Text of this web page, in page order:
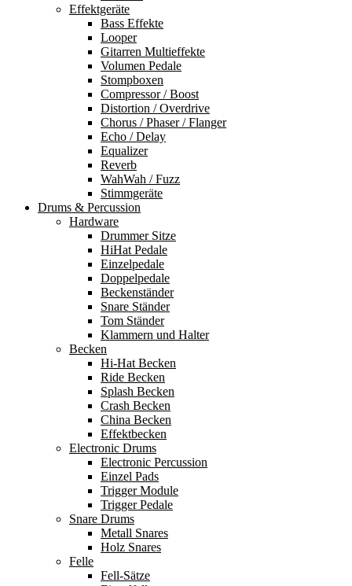
Effektgeräte
Bass Effekte
Looper
Gitarren Multieffekte
Volumen Pedale
Stompboxen
Compressor / Boost
Distortion / Overdrive
Chorus / Phaser / Flanger
Echo / Delay
Equalizer
Reverb
WahWah / Fuzz
Stimmgeräte
Drums & Percussion
Hardware
Drummer Sitze
HiHat Pedale
Einzelpedale
Doppelpedale
Beckenständer
Snare Ständer
Tom Ständer
Klammern und Halter
Becken
Hi-Hat Becken
Ride Becken
Splash Becken
Crash Becken
China Becken
Effektbecken
Electronic Drums
Electronic Percussion
Einzel Pads
Trigger Module
Trigger Pedale
Snare Drums
Metall Snares
Holz Snares
Felle
Fell-Sätze